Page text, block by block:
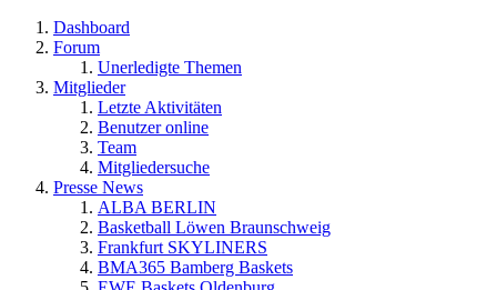
Dashboard
Forum
Unerledigte Themen
Mitglieder
Letzte Aktivitäten
Benutzer online
Team
Mitgliedersuche
Presse News
ALBA BERLIN
Basketball Löwen Braunschweig
Frankfurt SKYLINERS
BMA365 Bamberg Baskets